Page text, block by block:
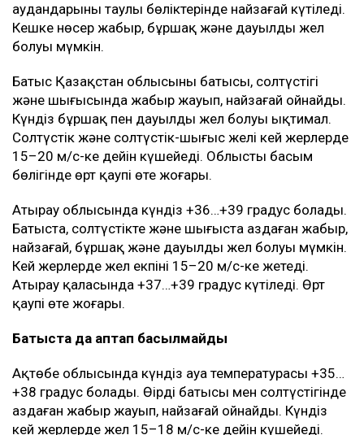
аудандарының таулы бөліктерінде найзағай күтіледі.
Кешке нөсер жаңбыр, бұршақ және дауылды жел
болуы мүмкін.
Батыс Қазақстан облысының батысы, солтүстігі
және шығысында жаңбыр жауып, найзағай ойнайды.
Күндіз бұршақ пен дауылды жел болуы ықтимал.
Солтүстік және солтүстік-шығыс желі кей жерлерде
15–20 м/с-ке дейін күшейеді. Облыстың басым
бөлігінде өрт қаупі өте жоғары.
Атырау облысында күндіз +36…+39 градус болады.
Батыста, солтүстікте және шығыста аздаған жаңбыр,
найзағай, бұршақ және дауылды жел болуы мүмкін.
Кей жерлерде жел екпіні 15–20 м/с-ке жетеді.
Атырау қаласында +37…+39 градус күтіледі. Өрт
қаупі өте жоғары.
Батыста да аптап басылмайды
Ақтөбе облысында күндіз ауа температурасы +35…
+38 градус болады. Өңірдің батысы мен солтүстігінде
аздаған жаңбыр жауып, найзағай ойнайды. Күндіз
кей жерлерде жел 15–18 м/с-ке дейін күшейеді.